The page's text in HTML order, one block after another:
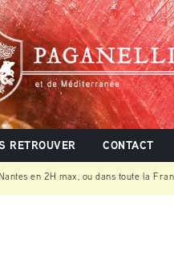
RETROUVER CONTACT
en 2H max, ou dans toute la